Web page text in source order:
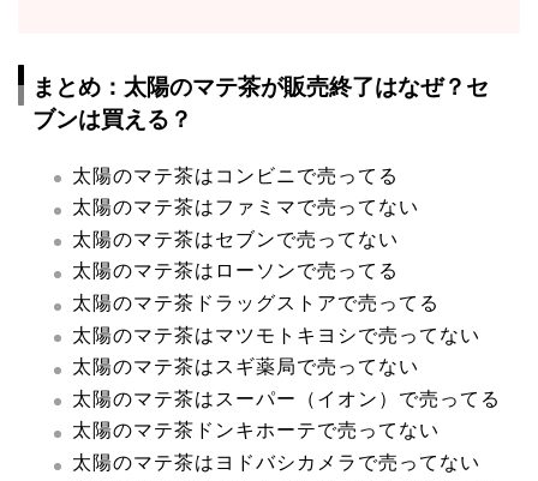
まとめ：太陽のマテ茶が販売終了はなぜ？セ
ブンは買える？
太陽のマテ茶はコンビニで売ってる
太陽のマテ茶はファミマで売ってない
太陽のマテ茶はセブンで売ってない
太陽のマテ茶はローソンで売ってる
太陽のマテ茶ドラッグストアで売ってる
太陽のマテ茶はマツモトキヨシで売ってない
太陽のマテ茶はスギ薬局で売ってない
太陽のマテ茶はスーパー（イオン）で売ってる
太陽のマテ茶ドンキホーテで売ってない
太陽のマテ茶はヨドバシカメラで売ってない